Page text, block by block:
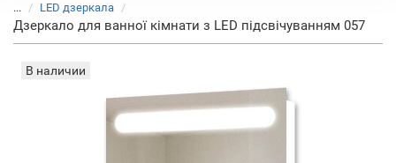
... LED дзеркала
Дзеркало для ванної кімнати з LED підсвічуванням 057
В наличии